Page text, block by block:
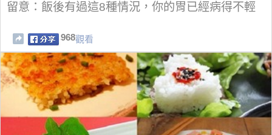
留意：飯後有過這8種情況，你的胃已經病得不輕
968觀看